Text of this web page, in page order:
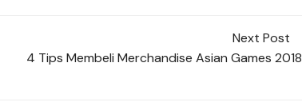
Next Post
4 Tips Membeli Merchandise Asian Games 2018